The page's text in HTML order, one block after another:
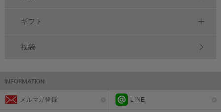
ギフト
福袋
メルマガ登録 LINE